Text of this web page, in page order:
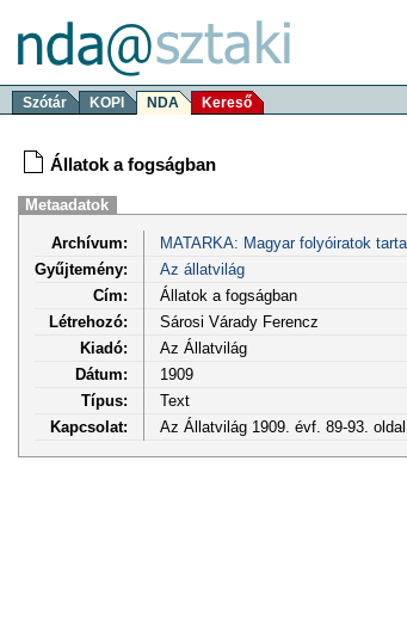
Szótár KOPI NDA Kereső
Állatok a fogságban
Metaadatok
Archívum:
MATARKA: Magyar folyóiratok
Gyűjtemény:
Az állatvilág
Cím:
Állatok a fogságban
Létrehozó:
Sárosi Várady Ferencz
Kiadó:
Az Állatvilág
Dátum:
1909
Típus:
Text
Kapcsolat:
Az Állatvilág 1909. évf. 89-93.